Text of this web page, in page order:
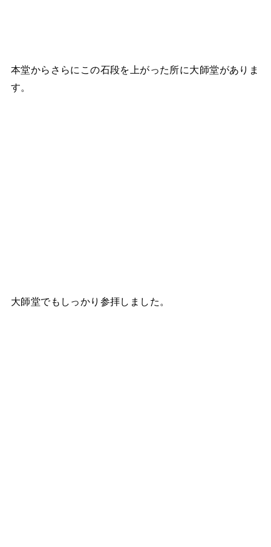
本堂からさらにこの石段を上がった所に大師堂がありま
す。
大師堂でもしっかり参拝しました。